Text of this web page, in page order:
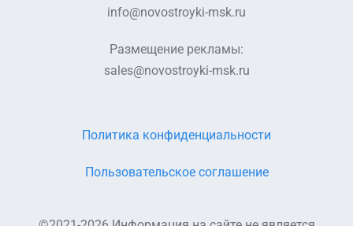
info@novostroyki-msk.ru
Размещение рекламы:
sales@novostroyki-msk.ru
Пользовательское соглашение
Политика конфиденциальности